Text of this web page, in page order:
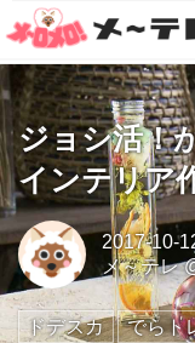
ジョシ活！
インテリア
2017-10-
メ～テレ
ドデスカ でらト